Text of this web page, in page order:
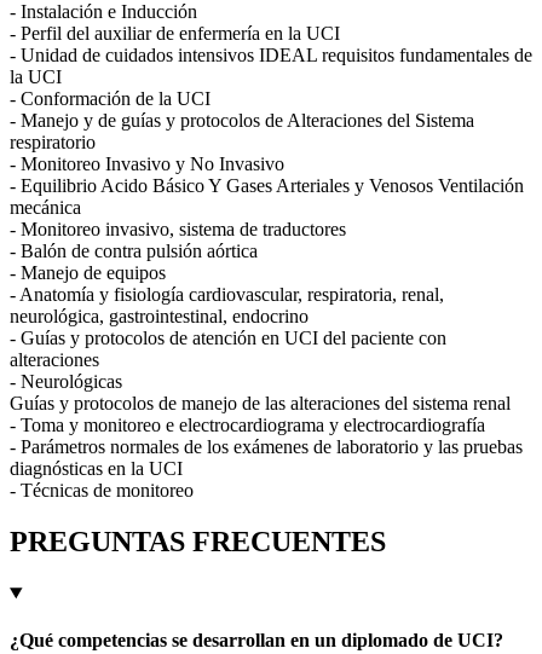
- Instalación e Inducción
- Perfil del auxiliar de enfermería en la UCI
- Unidad de cuidados intensivos IDEAL requisitos fundamentales de
la UCI
- Conformación de la UCI
- Manejo y de guías y protocolos de Alteraciones del Sistema
respiratorio
- Monitoreo Invasivo y No Invasivo
- Equilibrio Acido Básico Y Gases Arteriales y Venosos Ventilación
mecánica
- Monitoreo invasivo, sistema de traductores
- Balón de contra pulsión aórtica
- Manejo de equipos
- Anatomía y fisiología cardiovascular, respiratoria, renal,
neurológica, gastrointestinal, endocrino
- Guías y protocolos de atención en UCI del paciente con
alteraciones
- Neurológicas
Guías y protocolos de manejo de las alteraciones del sistema renal
- Toma y monitoreo e electrocardiograma y electrocardiografía
- Parámetros normales de los exámenes de laboratorio y las pruebas
diagnósticas en la UCI
- Técnicas de monitoreo
PREGUNTAS FRECUENTES
¿Qué competencias se desarrollan en un diplomado de UCI?